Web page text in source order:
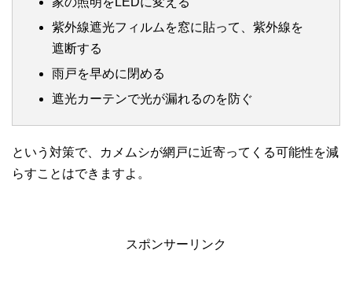
紫外線遮光フィルムを窓に貼って、紫外線を
遮断する
雨戸を早めに閉める
遮光カーテンで光が漏れるのを防ぐ
という対策で、カメムシが網戸に近寄ってくる可能性を減
らすことはできますよ。
スポンサーリンク